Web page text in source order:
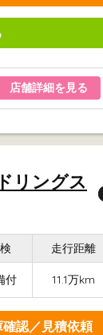
店舗詳細を見る
リングス
走行距離
付 11.1万km
確認／見積依頼